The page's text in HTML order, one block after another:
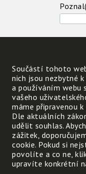
je zná.
Jak
když
tebe a
1.
Součástí tohoto
nich jsou nezbytné
a používáním webu
vašeho
máme připravenou
Dle aktuálních
udělit souhlas.
zážitek,
cookie. Pokud si
povolíte a co ne,
upravíte konkrétní